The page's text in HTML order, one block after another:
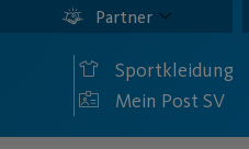
Partner
Sportkleidung
Mein Post SV